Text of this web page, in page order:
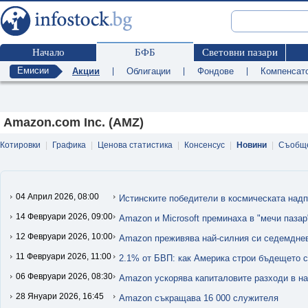
Начало БФБ Световни пазари
Емисии Акции Облигации Фондове
Amazon.com Inc. (AMZ)
Котировки Графика Ценова статистика Консенсус Новини
04 Април 2026, 08:00 Истинските победители в космическата
14 Февруари 2026, 09:00 Amazon и Microsoft преминаха в "мечи
12 Февруари 2026, 10:00 Amazon преживява най-силния си
11 Февруари 2026, 11:00 2.1% от БВП: как Америка строи бъдещето
06 Февруари 2026, 08:30 Amazon ускорява капиталовите разходи в
28 Януари 2026, 16:45 Amazon съкращава 16 000 служителя